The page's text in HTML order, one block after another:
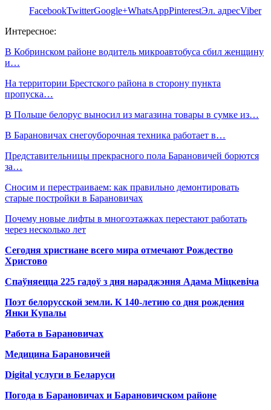
FacebookTwitterGoogle+WhatsAppPinterestЭл. адресViber
Интересное:
В Кобринском районе водитель микроавтобуса сбил женщину
и…
На территории Брестского района в сторону пункта
пропуска…
В Польше белорус выносил из магазина товары в сумке из…
В Барановичах снегоуборочная техника работает в…
Представительницы прекрасного пола Барановичей борются
за…
Сносим и перестраиваем: как правильно демонтировать
старые постройки в Барановичах
Почему новые лифты в многоэтажках перестают работать
через несколько лет
Сегодня христиане всего мира отмечают Рождество
Христово
Спаўняецца 225 гадоў з дня нараджэння Адама Міцкевіча
Поэт белорусской земли. К 140-летию со дня рождения
Янки Купалы
Работа в Барановичах
Медицина Барановичей
Digital услуги в Беларуси
Погода в Барановичах и Барановичском районе